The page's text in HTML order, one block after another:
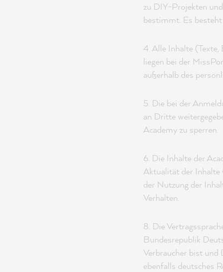
zu DIY-Projekten
bestimmt. Es
4. Alle Inhalte
liegen bei der
außerhalb des
5. Die bei der
an Dritte
Academy zu sperren.
6. Die Inhalte der
Aktualität der Inhalte
der Nutzung der
Verhalten.
8. Die
Bundesrepublik
Verbraucher bist und
ebenfalls deutsches